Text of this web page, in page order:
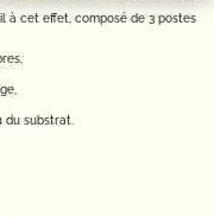
à cet effet, composé de 3 postes
substrat.